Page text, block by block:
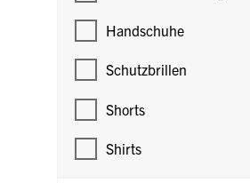
Handschuhe
Schutzbrillen
Shorts
Shirts